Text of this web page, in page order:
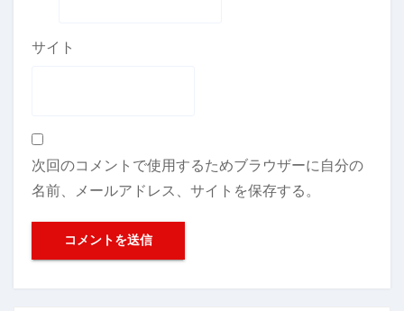
サイト
次回のコメントで使用するためブラウザーに自分の
名前、メールアドレス、サイトを保存する。